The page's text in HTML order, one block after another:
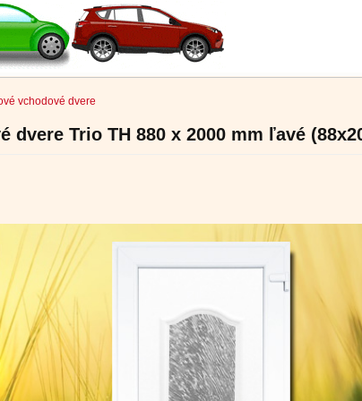
vchodové dvere
dvere Trio TH 880 x 2000 mm ľavé